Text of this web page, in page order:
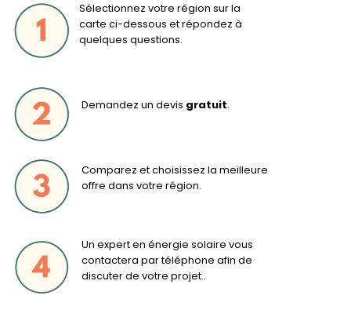
Sélectionnez votre région sur la
carte ci-dessous et répondez à
quelques questions.
Demandez un devis gratuit.
Comparez et choisissez la meilleure
offre dans votre région.
Un expert en énergie solaire vous
contactera par téléphone afin de
discuter de votre projet..